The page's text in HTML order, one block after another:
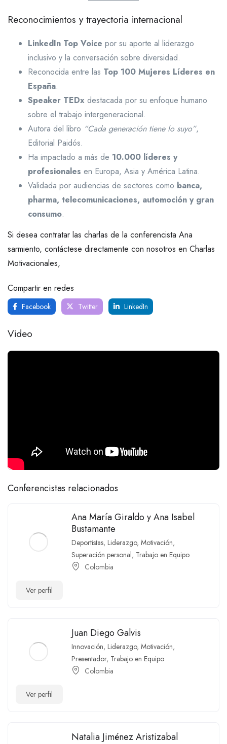
Reconocimientos y trayectoria internacional
LinkedIn Top Voice por su aporte al liderazgo
inclusivo y la conversación sobre diversidad.
Reconocida entre las Top 100 Mujeres Líderes en
España.
Speaker TEDx destacada por su enfoque humano
sobre el trabajo intergeneracional.
Autora del libro “Cada generación tiene lo suyo”,
Editorial Paidós.
Ha impactado a más de 10.000 líderes y
profesionales en Europa, Asia y América Latina.
Validada por audiencias de sectores como banca,
pharma, telecomunicaciones, automoción y gran
consumo.
Si desea contratar las charlas de la conferencista Ana
sarmiento, contáctese directamente con nosotros en Charlas
Motivacionales,
Compartir en redes
Facebook Twitter LinkedIn
Video
Conferencistas relacionados
Ana María Giraldo y Ana Isabel
Bustamante
Deportistas, Liderazgo, Motivación,
Superación personal, Trabajo en Equipo
Colombia
Ver perfil
Juan Diego Galvis
Innovación, Liderazgo, Motivación,
Presentador, Trabajo en Equipo
Colombia
Ver perfil
Natalia Jiménez Aristizabal